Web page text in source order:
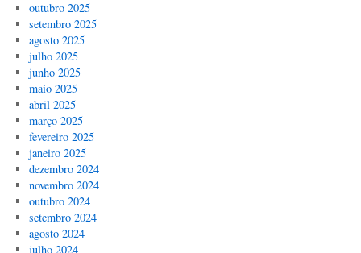
outubro 2025
setembro 2025
agosto 2025
julho 2025
junho 2025
maio 2025
abril 2025
março 2025
fevereiro 2025
janeiro 2025
dezembro 2024
novembro 2024
outubro 2024
setembro 2024
agosto 2024
julho 2024